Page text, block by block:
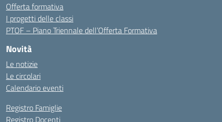
Offerta formativa
I progetti delle classi
PTOF – Piano Triennale dell’Offerta Formativa
Novità
Le notizie
Le circolari
Calendario eventi
Registro Famiglie
Registro Docenti